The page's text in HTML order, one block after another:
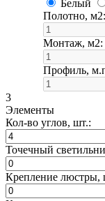
Белый
Полотно, м2:
Монтаж, м2:
Профиль,
3
Элементы
Кол-во углов, шт.:
Точечный
Крепление люстры,